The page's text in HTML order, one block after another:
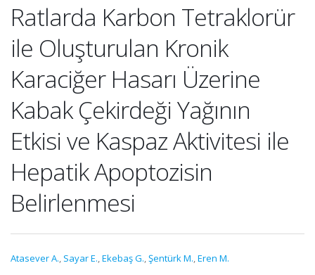
Ratlarda Karbon Tetraklorür
ile Oluşturulan Kronik
Karaciğer Hasarı Üzerine
Kabak Çekirdeği Yağının
Etkisi ve Kaspaz Aktivitesi ile
Hepatik Apoptozisin
Belirlenmesi
Atasever A., Sayar E.,Ekebaş G.,Şentürk M.,Eren M.